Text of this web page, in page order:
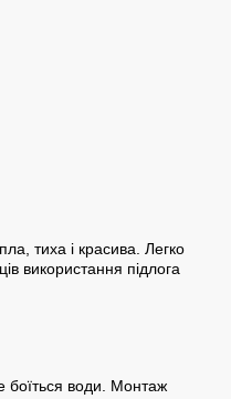
тиха і красива. Легко
використання підлога
боїться води. Монтаж